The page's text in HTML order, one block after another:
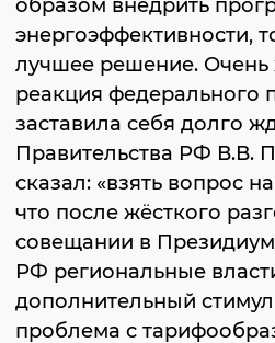
образом внедрить
энергоэффективности,
лучшее решение. Очень
реакция федерального
заставила себя долго
Правительства РФ В.В.
сказал: «взять вопрос
что после жёсткого
совещании в
РФ региональные
дополнительный
проблема с